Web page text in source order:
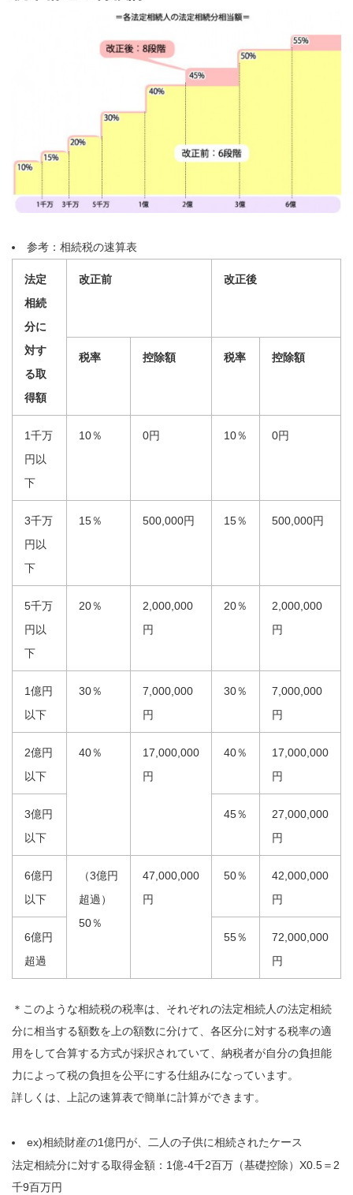
参考：相続税の速算表
法定
相続
分に
対す
る取
得額
改正前 改正後
税率 控除額 税率 控除額
1千万
円以
下
10％ 0円 10％ 0円
3千万
円以
下
15％ 500,000円 15％ 500,000円
5千万
円以
下
20％
2,000,000
円
20％
2,000,000
円
1億円
以下
30％
7,000,000
円
30％
7,000,000
円
2億円
以下
40％
17,000,000
円
40％
17,000,000
円
3億円
以下
45％
27,000,000
円
6億円
以下
（3億円
超過）
50％
47,000,000
円
50％
42,000,000
円
6億円
超過
55％
72,000,000
円
＊このような相続税の税率は、それぞれの法定相続人の法定相続
分に相当する額数を上の額数に分けて、各区分に対する税率の適
用をして合算する方式が採択されていて、納税者が自分の負担能
力によって税の負担を公平にする仕組みになっています。
詳しくは、上記の速算表で簡単に計算ができます。
ex)相続財産の1億円が、二人の子供に相続されたケース
法定相続分に対する取得金額：1億‐4千2百万（基礎控除）X0.5＝2
千9百万円